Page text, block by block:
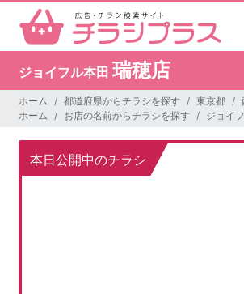
ジョイフル本田 瑞穂店
ホーム 都道府県からチラシを探す 東京都
ホーム
お店の名前からチラシを探す ジョイ
本日公開中のチラシ